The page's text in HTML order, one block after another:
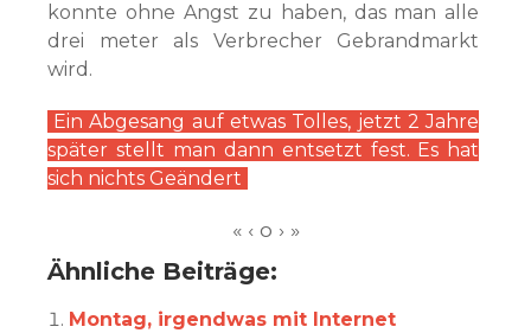
konnte ohne Angst zu haben, das man alle
drei meter als Verbrecher Gebrandmarkt
wird.
Ein Abgesang auf etwas Tolles, jetzt 2 Jahre
später stellt man dann entsetzt fest. Es hat
sich nichts Geändert
Ähnliche Beiträge:
Montag, irgendwas mit Internet